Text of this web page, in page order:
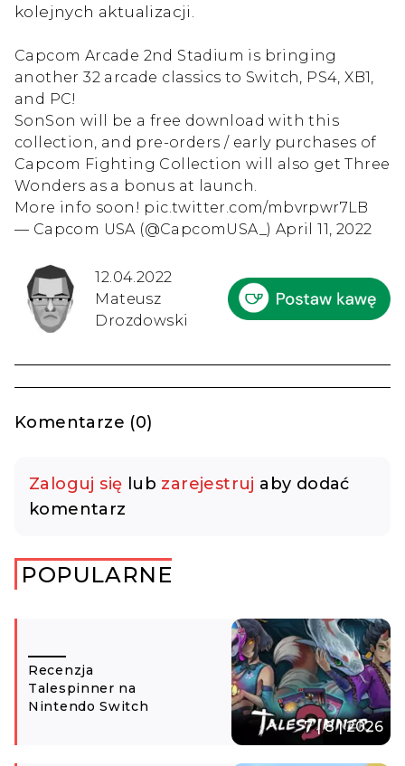
kolejnych aktualizacji.
Capcom Arcade 2nd Stadium is bringing
another 32 arcade classics to Switch, PS4, XB1,
and PC!
SonSon will be a free download with this
collection, and pre-orders / early purchases of
Capcom Fighting Collection will also get Three
Wonders as a bonus at launch.
More info soon! pic.twitter.com/mbvrpwr7LB
— Capcom USA (@CapcomUSA_) April 11, 2022
12.04.2022
Mateusz
Drozdowski
Komentarze (0)
Zaloguj się lub zarejestruj aby dodać
komentarz
POPULARNE
Recenzja
Talespinner na
Nintendo Switch
7 | 8 | 2026